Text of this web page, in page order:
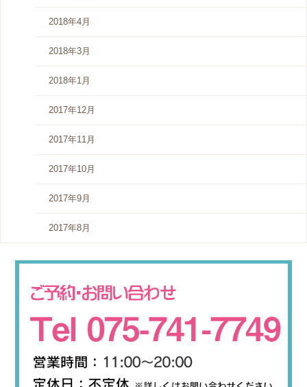
2018年4月
2018年3月
2018年1月
2017年12月
2017年11月
2017年10月
2017年9月
2017年8月